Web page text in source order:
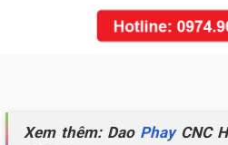
Xem thêm: Dao PhayCNC